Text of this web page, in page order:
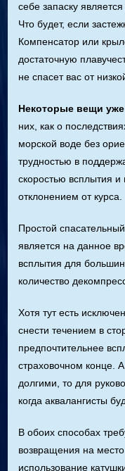
себе запаску
Что будет, если
Компенсатор или
достаточную
не спасет вас от
Некоторые вещи уже
них, как о
морской воде без
трудностью в
скоростью всплытия
отклонением от курса.
Простой
является на данное
всплытия для
количество
Хотя тут есть
снести течением в
предпочтительнее
страховочном конце.
долгими, то для
когда аквалангисты
В обоих способах
возвращения на
использование